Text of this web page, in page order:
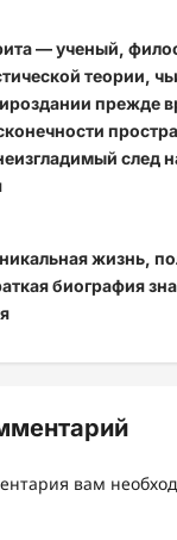
— ученый,
теории,
прежде
след
жизнь,
биография
вам